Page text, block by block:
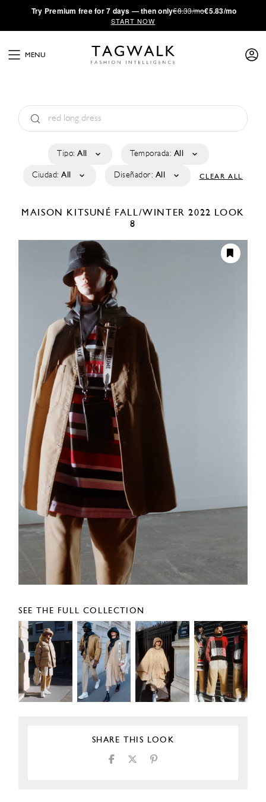
·Try Premium free for 7 days — then only€8.33/mo€5.83/mo
START NOW
MENU
Tipo: All Temporada: All
Ciudad: All Diseñador: All CLEAR ALL
MAISON KITSUNÉ FALL/WINTER 2022 LOOK
8
SEE THE FULL COLLECTION
SHARE THIS LOOK